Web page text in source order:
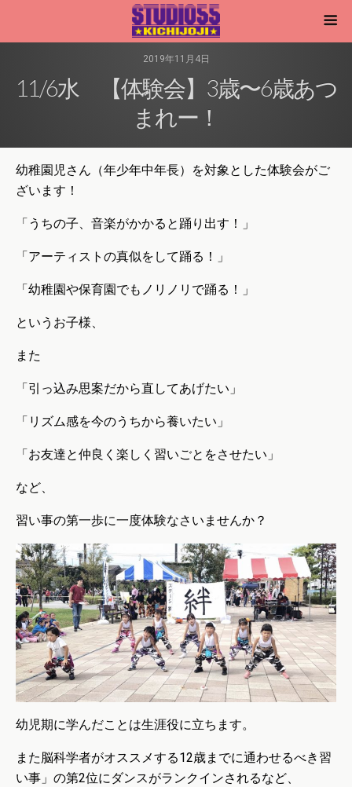
2019年11月4日
11/6水 【体験会】3歳〜6歳あつ
まれー！
幼稚園児さん（年少年中年長）を対象とした体験会がご
ざいます！
「うちの子、音楽がかかると踊り出す！」
「アーティストの真似をして踊る！」
「幼稚園や保育園でもノリノリで踊る！」
というお子様、
また
「引っ込み思案だから直してあげたい」
「リズム感を今のうちから養いたい」
「お友達と仲良く楽しく習いごとをさせたい」
など、
習い事の第一歩に一度体験なさいませんか？
幼児期に学んだことは生涯役に立ちます。
また脳科学者がオススメする12歳までに通わせるべき習
い事」の第2位にダンスがランクインされるなど、